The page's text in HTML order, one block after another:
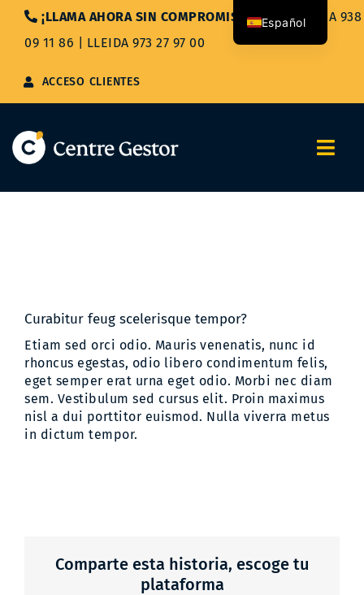
Saltar
contenido
¡LLAMA AHORA SIN COMPROMISO!|BARCELONA 938
09 11 86
LLEIDA 973 27 97 00
ACCESO CLIENTES
Blog
Contacto
Curabitur feug scelerisque tempor?
Etiam sed orci odio. Mauris venenatis, nunc id
rhoncus egestas, odio libero condimentum felis,
eget semper erat urna eget odio. Morbi nec diam
sem. Vestibulum sed cursus elit. Proin maximus
nisl a dui porttitor euismod. Nulla viverra metus
in dictum tempor.
Comparte esta historia, escoge tu
plataforma
Español
Català